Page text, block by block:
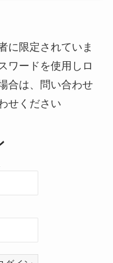
に限定されていま
ワードを使用しロ
合は、問い合わせ
せください